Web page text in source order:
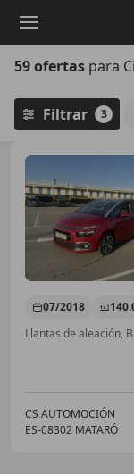
principal
59 ofertas para
Filtrar 3
07/2018
CS AUTOMOCIÓN
ES-08302 MATARÓ